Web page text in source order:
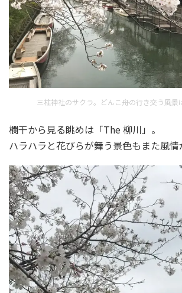
三柱神社のサクラ。どんこ舟の行き交う風景
欄干から見る眺めは「The 柳川」。
ハラハラと花びらが舞う景色もまた風情